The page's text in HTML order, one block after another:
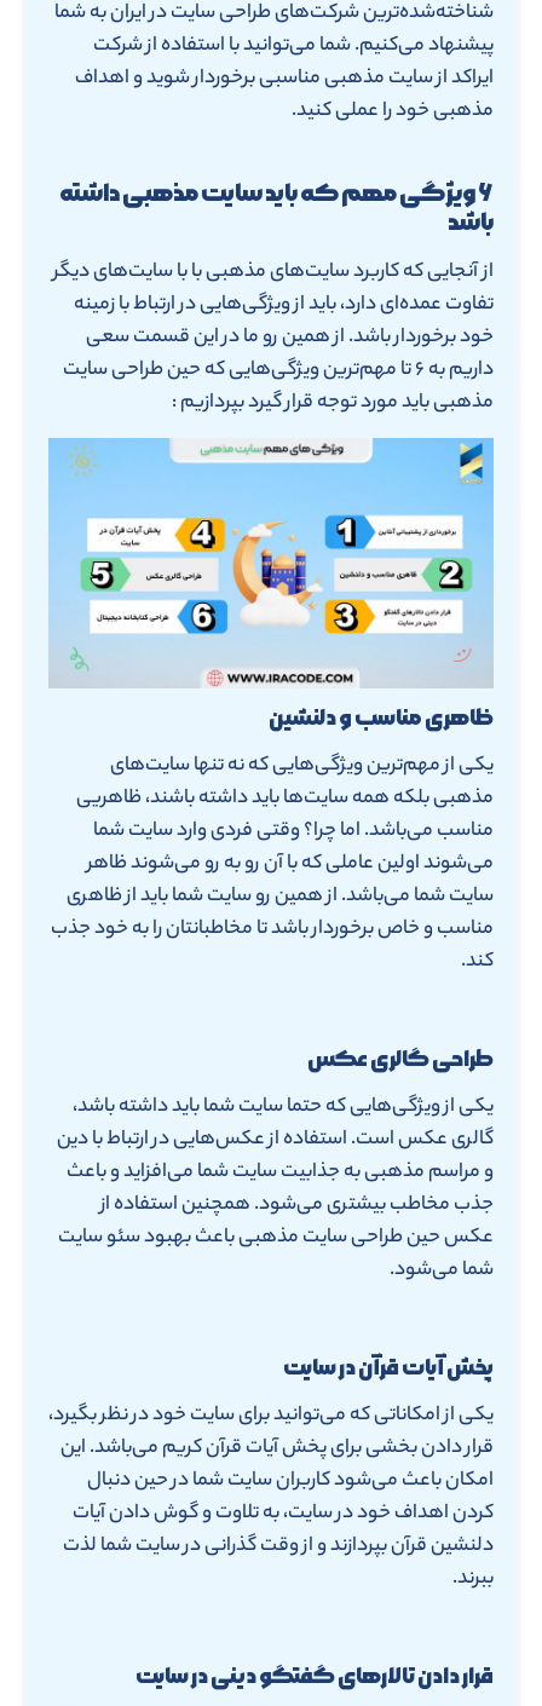
شناخته‌شده‌ترین شرکت‌های طراحی سایت در ایران به شما
پیشنهاد می‌کنیم. شما می‌توانید با استفاده از شرکت
ایراکد از سایت مذهبی مناسبی برخوردار شوید و اهداف
مذهبی خود را عملی کنید.
۶ ویژگی مهم که باید سایت مذهبی داشته
باشد
از آنجایی که کاربرد سایت‌های مذهبی با با سایت‌های دیگر
تفاوت عمده‌ای دارد، باید از ویژگی‌هایی در ارتباط با زمینه
خود برخوردار باشد. از همین رو ما در این قسمت سعی
داریم به ۶ تا مهم‌ترین ویژگی‌هایی که حین طراحی سایت
مذهبی باید مورد توجه قرار گیرد بپردازیم :
ظاهری مناسب و دلنشین
یکی از مهم‌ترین ویژگی‌هایی که نه تنها سایت‌های
مذهبی بلکه همه سایت‌ها باید داشته باشند، ظاهریی
مناسب می‌باشد. اما چرا؟ وقتی فردی وارد سایت شما
می‌شوند اولین عاملی که با آن رو به رو می‌شوند ظاهر
سایت شما می‌باشد. از همین رو سایت شما باید از ظاهری
مناسب و خاص برخوردار باشد تا مخاطبانتان را به خود جذب
کند.
طراحی گالری عکس
یکی از ویژگی‌هایی که حتما سایت شما باید داشته باشد،
گالری عکس است. استفاده از عکس‌هایی در ارتباط با دین
و مراسم مذهبی به جذابیت سایت شما می‌افزاید و باعث
جذب مخاطب بیشتری می‌شود. همچنین استفاده از
عکس حین طراحی سایت مذهبی باعث بهبود سئو سایت
شما می‌شود.
پخش آیات قرآن در سایت
یکی از امکاناتی که می‌توانید برای سایت خود در نظر بگیرد،
قرار دادن بخشی برای پخش آیات قرآن کریم می‌باشد. این
امکان باعث می‌شود کاربران سایت شما در حین دنبال
کردن اهداف خود در سایت، به تلاوت و گوش دادن آیات
دلنشین قرآن بپردازند و از وقت گذرانی در سایت شما لذت
ببرند.
قرار دادن تالارهای گفتگو دینی در سایت